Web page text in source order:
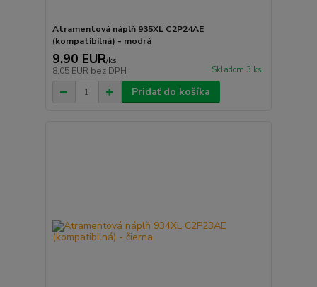
Atramentová náplň 935XL C2P24AE
(kompatibilná) - modrá
9,90 EUR/ks
8,05 EUR bez DPH Skladom 3 ks
Pridať do košíka